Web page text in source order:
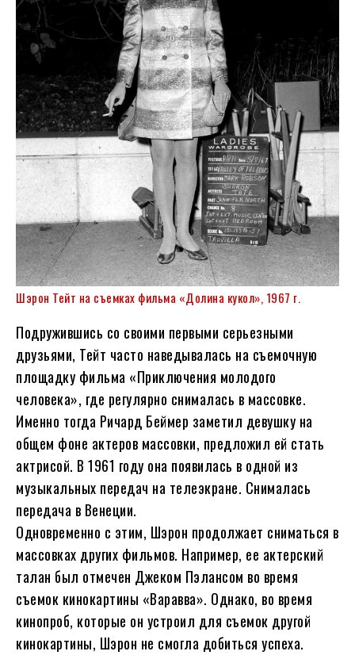
Шэрон Тейт на съемках фильма «Долина кукол», 1967 г.
Подружившись со своими первыми серьезными
друзьями, Тейт часто наведывалась на съемочную
площадку фильма «Приключения молодого
человека», где регулярно снималась в массовке.
Именно тогда Ричард Беймер заметил девушку на
общем фоне актеров массовки, предложил ей стать
актрисой. В 1961 году она появилась в одной из
музыкальных передач на телеэкране. Снималась
передача в Венеции.
Одновременно с этим, Шэрон продолжает сниматься в
массовках других фильмов. Например, ее актерский
талан был отмечен Джеком Пэлансом во время
съемок кинокартины «Варавва». Однако, во время
кинопроб, которые он устроил для съемок другой
кинокартины, Шэрон не смогла добиться успеха.